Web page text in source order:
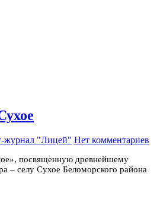
журнал "Лицей" Нет комментариев
посвященную древнейшему
– селу Сухое Беломорского района